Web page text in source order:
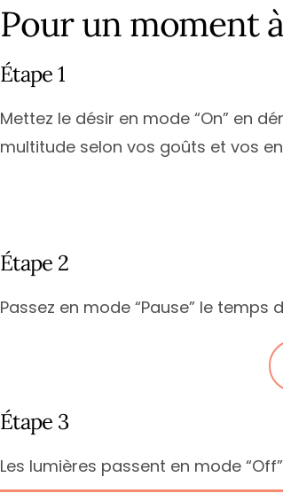
Pour un moment
Étape 1
Mettez le désir en mode “On” en
multitude selon vos goûts et vos
Étape 2
Passez en mode “Pause” le temps
Étape 3
Les lumières passent en mode